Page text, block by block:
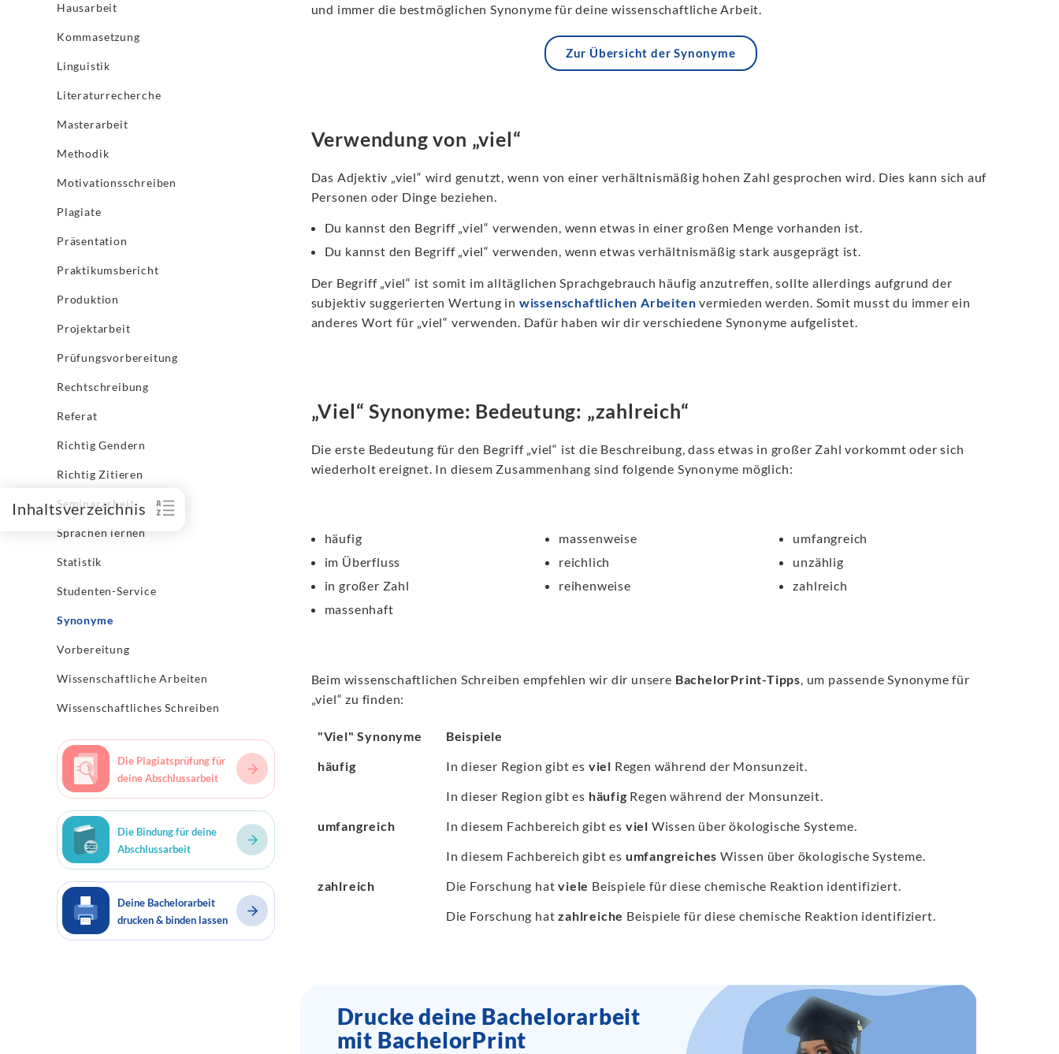
Hausarbeit
Kommasetzung
Linguistik
Literaturrecherche
Masterarbeit
Methodik
Motivationsschreiben
Plagiate
Präsentation
Praktikumsbericht
Produktion
Projektarbeit
Prüfungsvorbereitung
Rechtschreibung
Referat
Richtig Gendern
Richtig Zitieren
Seminararbeit
Sprachen lernen
Statistik
Studenten-Service
Synonyme
Vorbereitung
Wissenschaftliche Arbeiten
Wissenschaftliches Schreiben
Die Plagiatsprüfung für
deine Abschlussarbeit
Die Bindung für deine
Abschlussarbeit
Deine Bachelorarbeit
drucken & binden lassen
Inhaltsverzeichnis
und immer die bestmöglichen Synonyme für deine wissenschaftliche Arbeit.
Zur Übersicht der Synonyme
Verwendung von „viel“
Das Adjektiv „viel“ wird genutzt, wenn von einer verhältnismäßig hohen Zahl gesprochen wird. Dies kann sich auf
Personen oder Dinge beziehen.
Du kannst den Begriff „viel“ verwenden, wenn etwas in einer großen Menge vorhanden ist.
Du kannst den Begriff „viel“ verwenden, wenn etwas verhältnismäßig stark ausgeprägt ist.
Der Begriff „viel“ ist somit im alltäglichen Sprachgebrauch häufig anzutreffen, sollte allerdings aufgrund der
subjektiv suggerierten Wertung in wissenschaftlichen Arbeiten vermieden werden. Somit musst du immer ein
anderes Wort für „viel“ verwenden. Dafür haben wir dir verschiedene Synonyme aufgelistet.
„Viel“ Synonyme: Bedeutung: „zahlreich“
Die erste Bedeutung für den Begriff „viel“ ist die Beschreibung, dass etwas in großer Zahl vorkommt oder sich
wiederholt ereignet. In diesem Zusammenhang sind folgende Synonyme möglich:
häufig
im Überfluss
in großer Zahl
massenhaft
massenweise
reichlich
reihenweise
umfangreich
unzählig
zahlreich
Beim wissenschaftlichen Schreiben empfehlen wir dir unsere BachelorPrint-Tipps, um passende Synonyme für
„viel“ zu finden:
"Viel" Synonyme
Beispiele
häufig
In dieser Region gibt es viel Regen während der Monsunzeit.
In dieser Region gibt es häufig Regen während der Monsunzeit.
umfangreich
In diesem Fachbereich gibt es viel Wissen über ökologische Systeme.
In diesem Fachbereich gibt es umfangreiches Wissen über ökologische Systeme.
zahlreich
Die Forschung hatviele Beispiele für diese chemische Reaktion identifiziert.
Die Forschung hatzahlreiche Beispiele für diese chemische Reaktion identifiziert.
Drucke deine Bachelorarbeit
mit BachelorPrint